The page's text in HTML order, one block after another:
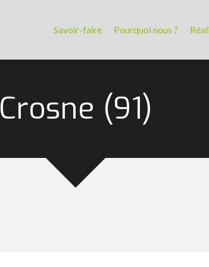
Savoir-faire Pourquoi nous ?
Crosne (91)